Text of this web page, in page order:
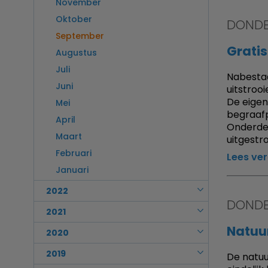
Maart
Februari
Januari
Juni
Mei
Januari
September
Augustus
Juli
Juni
Mei
April
Maart
Februari
Januari
November
Oktober
September
Augustus
Juli
Juni
Mei
April
Maart
Februari
Januari
2022
December
November
Oktober
September
2021
December
November
2020
December
2019
De
Lees
De